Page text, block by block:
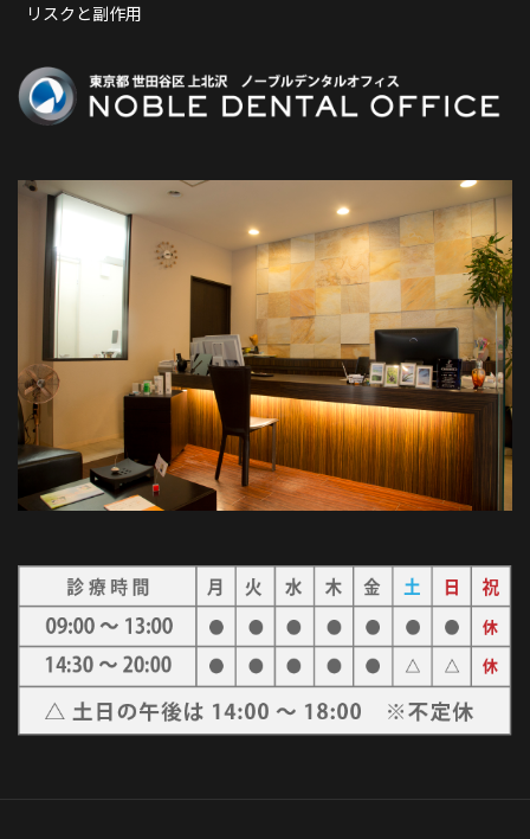
リスクと副作用